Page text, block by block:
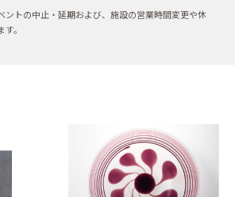
トの中止・延期および、施設の営業時間変更や休
。